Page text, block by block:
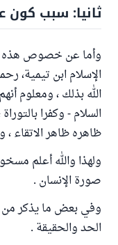
ثانيا: سبب
وأما عن خصوص هذه
الإسلام ابن تيمية،
الله بذلك ، ومعلوم
السلام - وكفرا
ظاهره ظاهر الاتقاء
ولهذا والله أعلم
صورة الإنسان .
وفي بعض ما يذكر
الحد والحقيقة .